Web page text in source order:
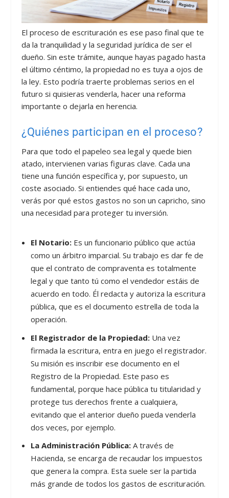
El proceso de escrituración es ese paso final que te
da la tranquilidad y la seguridad jurídica de ser el
dueño. Sin este trámite, aunque hayas pagado hasta
el último céntimo, la propiedad no es tuya a ojos de
la ley. Esto podría traerte problemas serios en el
futuro si quisieras venderla, hacer una reforma
importante o dejarla en herencia.
¿Quiénes participan en el proceso?
Para que todo el papeleo sea legal y quede bien
atado, intervienen varias figuras clave. Cada una
tiene una función específica y, por supuesto, un
coste asociado. Si entiendes qué hace cada uno,
verás por qué estos gastos no son un capricho, sino
una necesidad para proteger tu inversión.
El Notario:Es un funcionario público que actúa
como un árbitro imparcial. Su trabajo es dar fe de
que el contrato de compraventa es totalmente
legal y que tanto tú como el vendedor estáis de
acuerdo en todo. Él redacta y autoriza la escritura
pública, que es el documento estrella de toda la
operación.
El Registrador de la Propiedad:Una vez
firmada la escritura, entra en juego el registrador.
Su misión es inscribir ese documento en el
Registro de la Propiedad. Este paso es
fundamental, porque hace pública tu titularidad y
protege tus derechos frente a cualquiera,
evitando que el anterior dueño pueda venderla
dos veces, por ejemplo.
La Administración Pública:A través de
Hacienda, se encarga de recaudar los impuestos
que genera la compra. Esta suele ser la partida
más grande de todos los gastos de escrituración.